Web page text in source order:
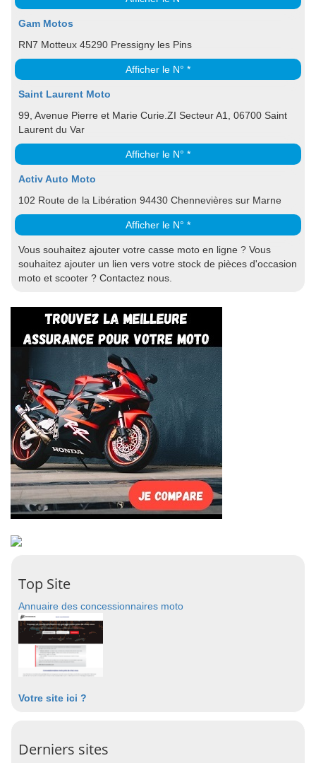
Gam Motos
RN7 Motteux 45290 Pressigny les Pins
Afficher le N° *
Saint Laurent Moto
99, Avenue Pierre et Marie Curie.ZI Secteur A1, 06700 Saint
Laurent du Var
Afficher le N° *
Activ Auto Moto
102 Route de la Libération 94430 Chennevières sur Marne
Afficher le N° *
Vous souhaitez ajouter votre casse moto en ligne ? Vous
souhaitez ajouter un lien vers votre stock de pièces d'occasion
moto et scooter ? Contactez nous.
Top Site
Annuaire des concessionnaires moto
Votre site ici ?
Derniers sites